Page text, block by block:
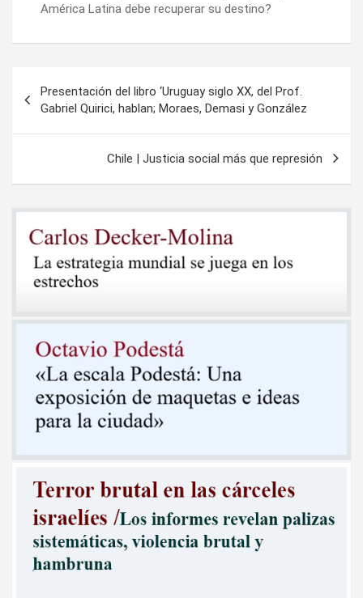
América Latina debe recuperar su destino?
de
entradas
Presentación del libro ‘Uruguay siglo XX, del Prof.
Gabriel Quirici, hablan; Moraes, Demasi y González
Chile | Justicia social más que represión